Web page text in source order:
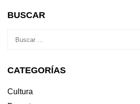
BUSCAR
CATEGORÍAS
Cultura